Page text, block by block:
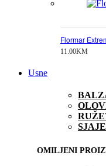
Flormar
11.00KM
Usne
OMILJENI